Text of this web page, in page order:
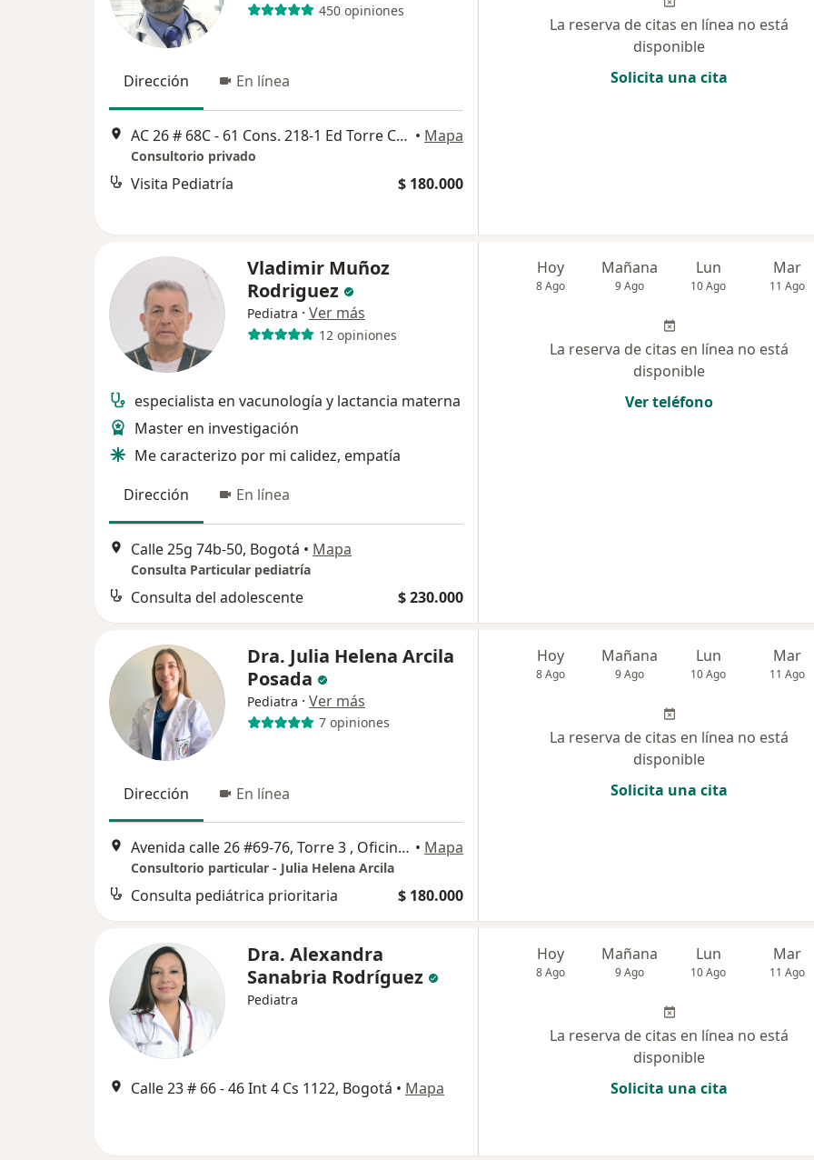
450 opiniones
Dirección En línea
AC 26 # 68C - 61 Cons. 218‐1 Ed Torre Central Davivienda, Bogotá • Mapa
Consultorio privado
Visita Pediatría $ 180.000
La reserva de citas en línea no está
disponible
Solicita una cita
Vladimir Muñoz
Rodriguez
Pediatra · Ver más
12 opiniones
especialista en vacunología y lactancia materna
Master en investigación
Me caracterizo por mi calidez, empatía
Dirección
En línea
Calle 25g 74b-50, Bogotá • Mapa
Consulta Particular pediatría
Consulta del adolescente $ 230.000
Hoy
8 Ago
Mañana
9 Ago
Lun
10 Ago
Mar
11 Ago
La reserva de citas en línea no está
disponible
Ver teléfono
Dra. Julia Helena Arcila
Posada
Pediatra · Ver más
7 opiniones
Dirección En línea
Avenida calle 26 #69-76, Torre 3 , Oficina 1104, Bogotá • Mapa
Consultorio particular - Julia Helena Arcila
Consulta pediátrica prioritaria $ 180.000
Hoy
8 Ago
Mañana
9 Ago
Lun
10 Ago
Mar
11 Ago
La reserva de citas en línea no está
disponible
Solicita una cita
Dra. Alexandra
Sanabria Rodríguez
Pediatra
Calle 23 # 66 - 46 Int 4 Cs 1122, Bogotá • Mapa
Hoy
8 Ago
Mañana
9 Ago
Lun
10 Ago
Mar
11 Ago
La reserva de citas en línea no está
disponible
Solicita una cita